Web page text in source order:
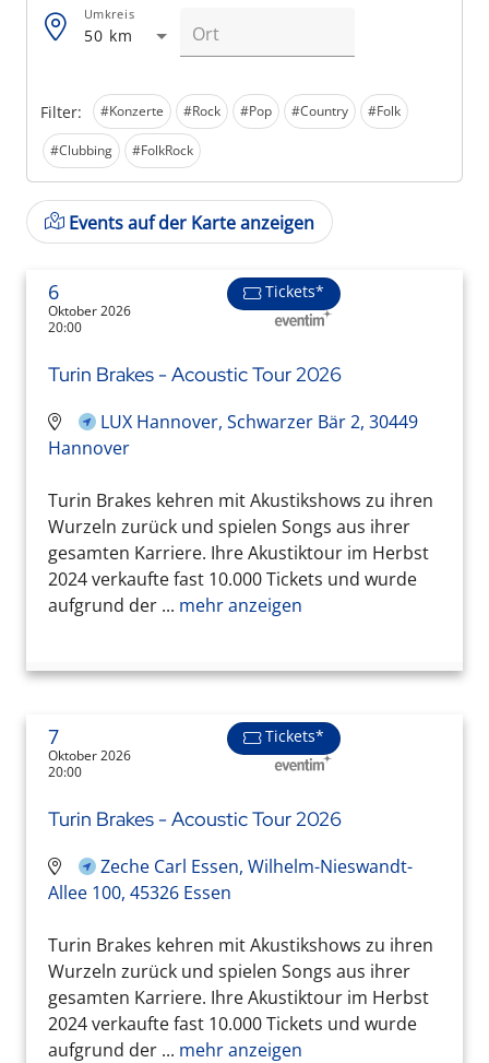
Filter: #Konzerte #Rock #Pop #Country #Folk
#Clubbing #FolkRock
50 km
Umkreis
Events auf der Karte anzeigen
6
Oktober 2026
20:00
Tickets*
Turin Brakes - Acoustic Tour 2026
LUX Hannover, Schwarzer Bär 2, 30449
Hannover
Turin Brakes kehren mit Akustikshows zu ihren
Wurzeln zurück und spielen Songs aus ihrer
gesamten Karriere. Ihre Akustiktour im Herbst
2024 verkaufte fast 10.000 Tickets und wurde
aufgrund der ... mehr anzeigen
7
Oktober 2026
20:00
Tickets*
Turin Brakes - Acoustic Tour 2026
Zeche Carl Essen, Wilhelm-Nieswandt-
Allee 100, 45326 Essen
Turin Brakes kehren mit Akustikshows zu ihren
Wurzeln zurück und spielen Songs aus ihrer
gesamten Karriere. Ihre Akustiktour im Herbst
2024 verkaufte fast 10.000 Tickets und wurde
aufgrund der ... mehr anzeigen